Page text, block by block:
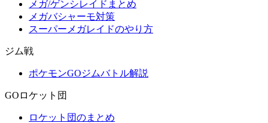
メガ/ゲンシレイドまとめ
メガバシャーモ対策
スーパーメガレイドのやり方
ジム戦
ポケモンGOジムバトル解説
GOロケット団
ロケット団のまとめ